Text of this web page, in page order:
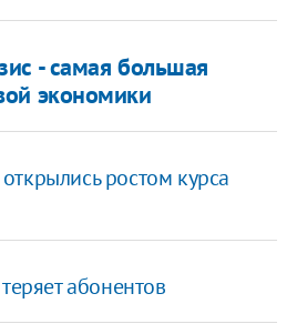
- самая большая
экономики
ростом курса
абонентов